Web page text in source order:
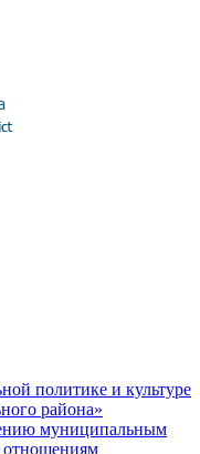
политике и культуре
района»
муниципальным